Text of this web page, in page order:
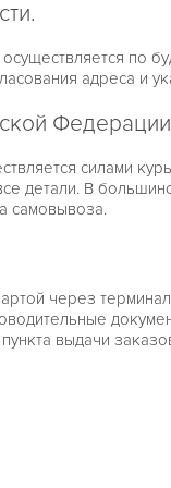
по
адреса и
силами
детали. В
самовывоза.
через
выдачи